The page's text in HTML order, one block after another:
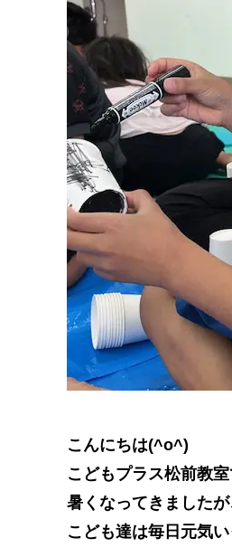
こんにちは(^o^)
こどもプラス松前教室
暑くなってきましたが
こども達は毎日元気